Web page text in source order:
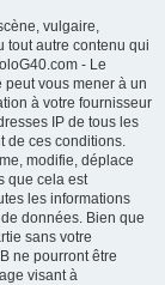
vulgaire,
tout autre contenu qui
- Le
vous mener à un
à votre fournisseur
IP de tous les
de ces conditions.
modifie, déplace
que cela est
les informations
données. Bien que
sans votre
ne pourront être
visant à